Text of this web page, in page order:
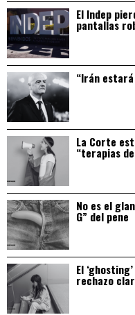
El Indep
pantallas
“Irán
La Corte
“terapias
No es el
G” del pene
El
rechazo